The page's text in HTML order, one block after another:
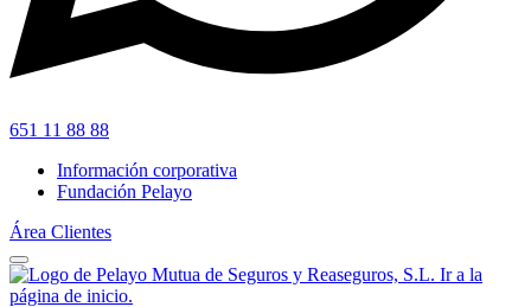
651 11 88 88
Información corporativa
Fundación Pelayo
Área Clientes